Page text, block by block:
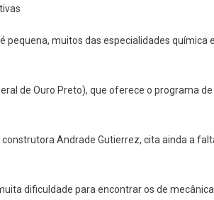
pequena, muitos das especialidades
de Ouro Preto), que oferece o programa
Andrade Gutierrez, cita ainda a
dificuldade para encontrar os de